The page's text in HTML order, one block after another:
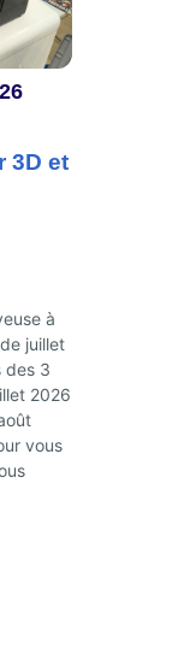
3D et
à
juillet
des 3
2026
vous